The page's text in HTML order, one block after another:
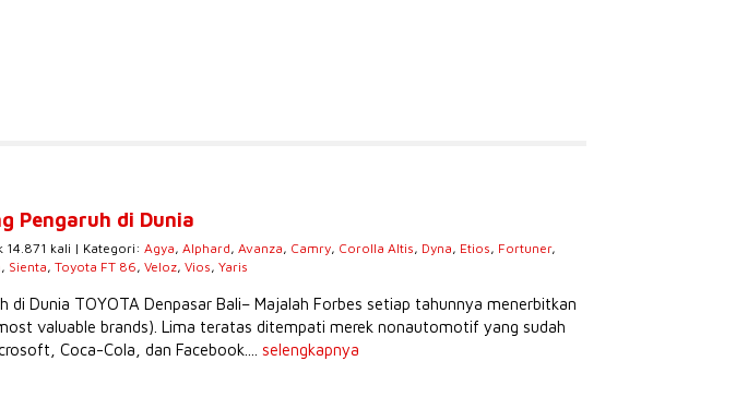
Pengaruh di Dunia
14.871 kali | Kategori: Agya, Alphard, Avanza, Camry, Corolla Altis, Dyna, Etios, Fortuner,
, Sienta, Toyota FT 86, Veloz, Vios, Yaris
di Dunia TOYOTA Denpasar Bali– Majalah Forbes setiap tahunnya menerbitkan
valuable brands). Lima teratas ditempati merek nonautomotif yang sudah
Coca-Cola, dan Facebook.... selengkapnya